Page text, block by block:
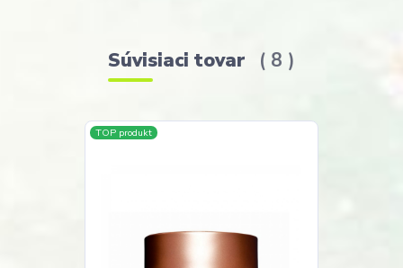
Súvisiaci tovar 8
TOP produkt